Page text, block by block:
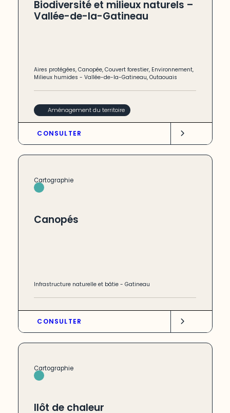
Biodiversité et milieux naturels –
Vallée-de-la-Gatineau
Aires protégées,Canopée,Couvert forestier, Environnement,
Milieux humides -Vallée-de-la-Gatineau,Outaouais
Aménagement du territoire
CONSULTER
Cartographie
Canopés
Infrastructure naturelle et bâtie -Gatineau
CONSULTER
Cartographie
Ilôt de chaleur